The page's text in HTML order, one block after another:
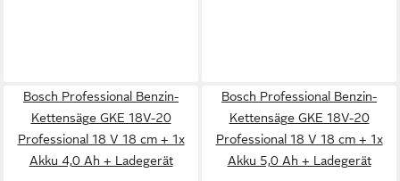
Bosch Professional Benzin-
Kettensäge GKE 18V-20
Professional 18 V 18 cm + 1x
Akku 4,0 Ah + Ladegerät
Bosch Professional Benzin-
Kettensäge GKE 18V-20
Professional 18 V 18 cm + 1x
Akku 5,0 Ah + Ladegerät